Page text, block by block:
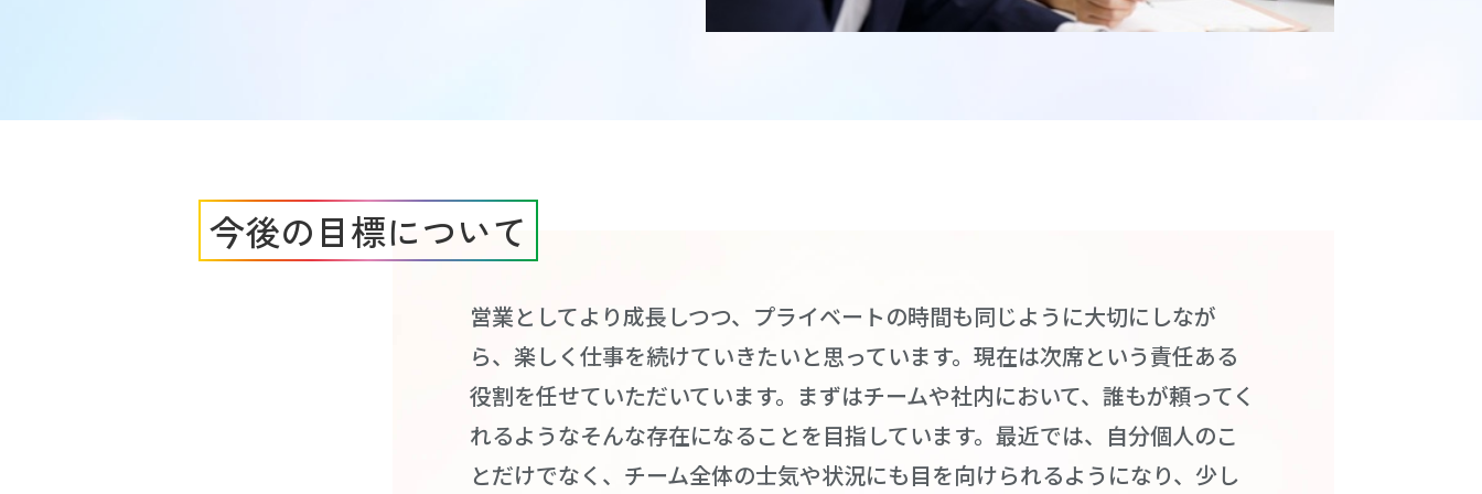
今後の目標について
営業としてより成長しつつ、プライベートの時間も同じように大切にしなが
ら、楽しく仕事を続けていきたいと思っています。現在は次席という責任ある
役割を任せていただいています。まずはチームや社内において、誰もが頼ってく
れるようなそんな存在になることを目指しています。最近では、自分個人のこ
とだけでなく、チーム全体の士気や状況にも目を向けられるようになり、少し